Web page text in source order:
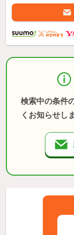
検索中の条件
くお知らせし